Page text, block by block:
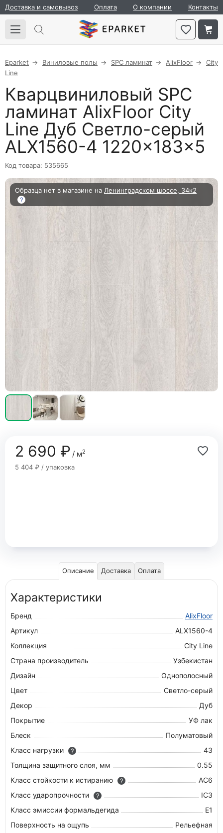
Доставка и самовывоз Оплата О компании Контакты
Eparket Виниловые полы SPC ламинат AlixFloor
City
Line
Кварцвиниловый SPC
ламинат AlixFloor City
Line Дуб Светло-серый
ALX1560-4 1220×183×5
Код товара: 535665
Образца нет в магазине на Ленинградском шоссе, 34к2
?
2 690 ₽/ м2
5 404 ₽ / упаковка
Описание Доставка Оплата
Характеристики
Бренд
AlixFloor
Артикул
ALX1560-4
Коллекция
City Line
Страна производитель
Узбекистан
Дизайн
Однополосный
Цвет
Светло-серый
Декор
Дуб
Покрытие
УФ лак
Блеск
Полуматовый
Класс нагрузки
?
43
Толщина защитного слоя, мм
0.55
Класс стойкости к истиранию
?
AC6
Класс ударопрочности
?
IC3
Класс эмиссии формальдегида
E1
Поверхность на ощупь
Рельефная